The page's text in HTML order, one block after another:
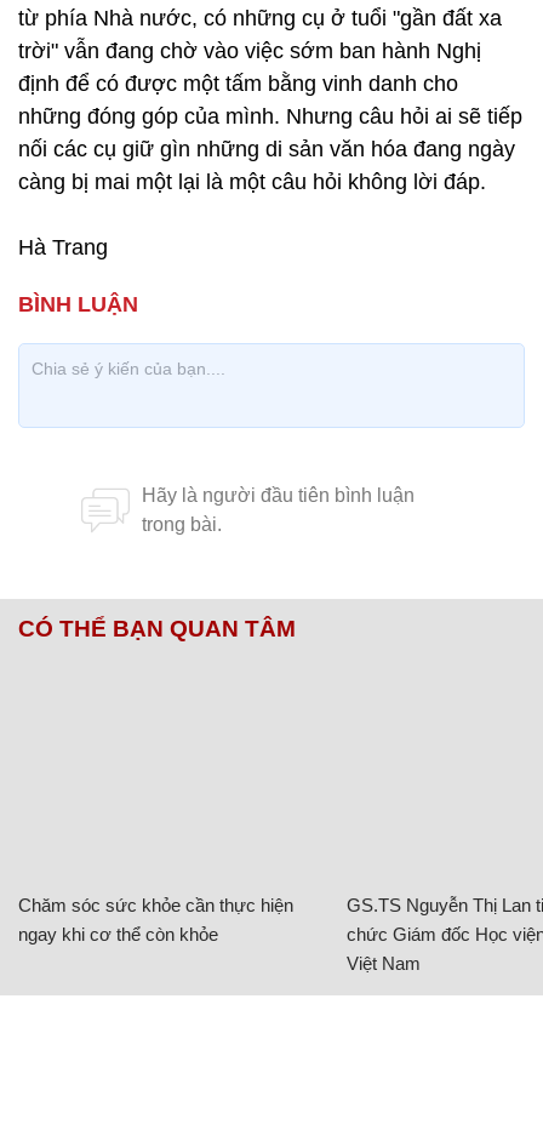
từ phía Nhà nước, có những cụ ở tuổi "gần đất xa
trời" vẫn đang chờ vào việc sớm ban hành Nghị
định để có được một tấm bằng vinh danh cho
những đóng góp của mình. Nhưng câu hỏi ai sẽ tiếp
nối các cụ giữ gìn những di sản văn hóa đang ngày
càng bị mai một lại là một câu hỏi không lời đáp.
Hà Trang
CÓ THỂ BẠN QUAN TÂM
Chăm sóc sức khỏe cần thực hiện
ngay khi cơ thể còn khỏe
GS.TS Nguyễn Thị Lan
chức Giám đốc Học
Việt Nam